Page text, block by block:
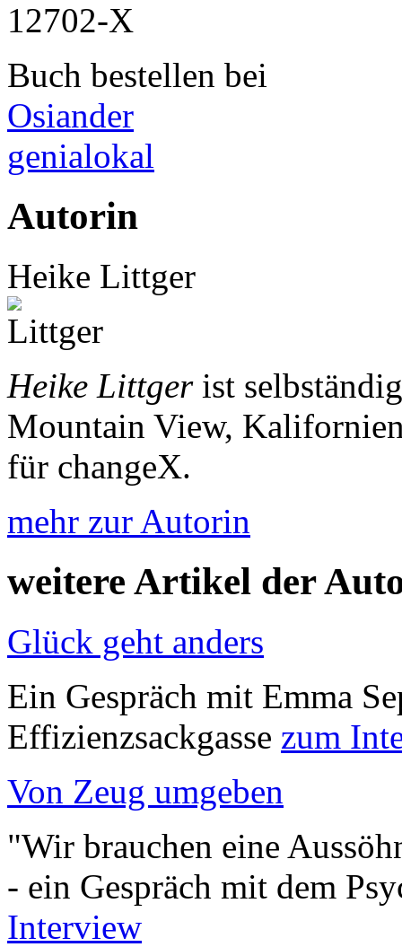
12702-X
Buch bestellen bei
Osiander
genialokal
Autorin
Heike Littger
Heike Littgerist
Mountain View,
für changeX.
mehr zur Autorin
weitere Artikel der
Glück geht anders
Ein Gespräch mit Emma
Effizienzsackgasse zum
Von Zeug umgeben
"Wir brauchen eine
- ein Gespräch mit dem
Interview